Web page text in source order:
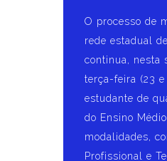
O processo de
rede estadual
continua, nesta
terça-feira (23 e
estudante de
do Ensino
modalidades,
Profissional e